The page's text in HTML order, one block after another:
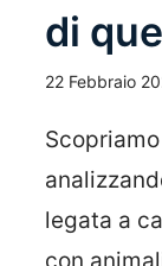
di
22 Febbraio
legata a